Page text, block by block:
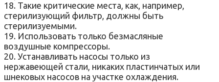
18. Такие критические места, как, например,
стерилизующий фильтр, должны быть
стерилизуемыми.
19. Использовать только безмасляные
воздушные компрессоры.
20. Устанавливать насосы только из
нержавеющей стали, никаких пластинчатых или
шнековых насосов на участке охлаждения.